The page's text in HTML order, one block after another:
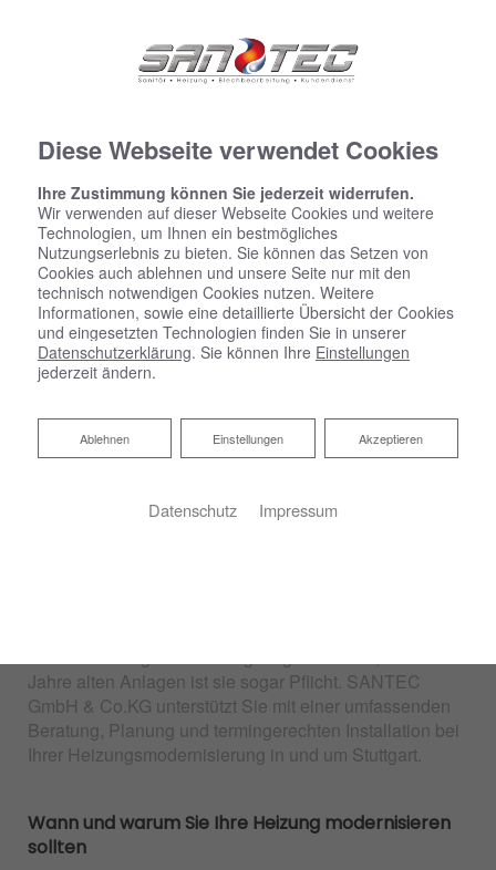
Jahre alten Anlagen ist sie sogar Pflicht. SANTEC
GmbH & Co.KG unterstützt Sie mit einer umfassenden
Beratung, Planung und termingerechten Installation bei
Ihrer Heizungsmodernisierung in und um Stuttgart.
Wann und warum Sie Ihre Heizung modernisieren
sollten
Diese Webseite verwendet Cookies
Ihre Zustimmung können Sie jederzeit widerrufen.
Wir verwenden auf dieser Webseite Cookies und weitere
Technologien, um Ihnen ein bestmögliches
Nutzungserlebnis zu bieten. Sie können das Setzen von
Cookies auch ablehnen und unsere Seite nur mit den
technisch notwendigen Cookies nutzen. Weitere
Informationen, sowie eine detaillierte Übersicht der Cookies
und eingesetzten Technologien finden Sie in unserer
Datenschutzerklärung. Sie können Ihre Einstellungen
jederzeit ändern.
Akzeptieren
Einstellungen
Ablehnen
Ablehnen
Datenschutz Impressum